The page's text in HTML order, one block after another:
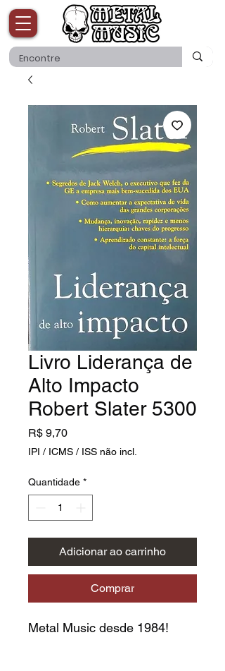
Livro Liderança de
Alto Impacto
Robert Slater 5300
R$ 9,70Preço
IPI / ICMS / ISS não incl.
Quantidade *
Adicionar ao carrinho
Comprar
Metal Music desde 1984!